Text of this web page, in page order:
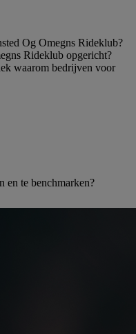
Og Omegns Rideklub?
Rideklub opgericht?
waarom bedrijven voor
en te benchmarken?